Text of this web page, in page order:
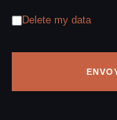
Delete my data